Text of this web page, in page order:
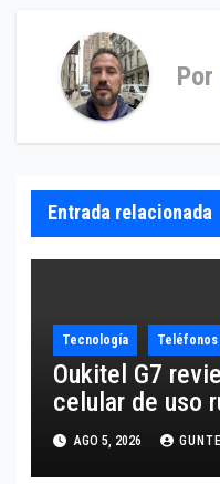
Por
Entrada relacionada
Tecnología Teléfonos
Oukitel G7
celular de uso
10,600 mAh
AGO 5, 2026